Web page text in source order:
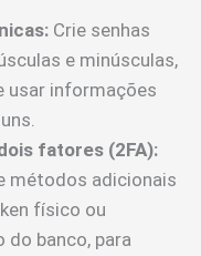
Crie senhas
e minúsculas,
usar informações
fatores (2FA):
métodos adicionais
físico ou
banco, para